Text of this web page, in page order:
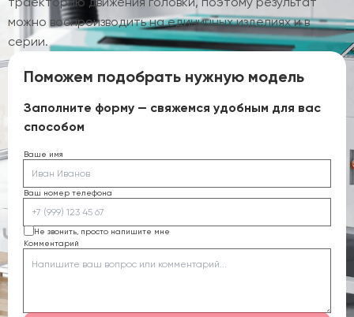
можно воспроизводить на единичных изделиях и в
серии.
Поможем подобрать нужную модель
Заполните форму — свяжемся удобным для вас
способом
Ваше имя
Ваш номер телефона
Не звонить, просто напишите мне
Комментарий